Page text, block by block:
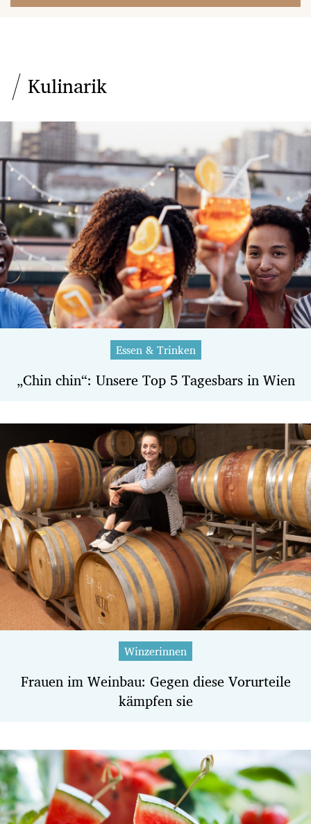
Kulinarik
Essen & Trinken
„Chin chin“: Unsere Top 5 Tagesbars in Wien
Winzerinnen
Frauen im Weinbau: Gegen diese Vorurteile
kämpfen sie